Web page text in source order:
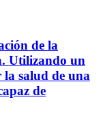
de la
Utilizando un
la salud de una
de